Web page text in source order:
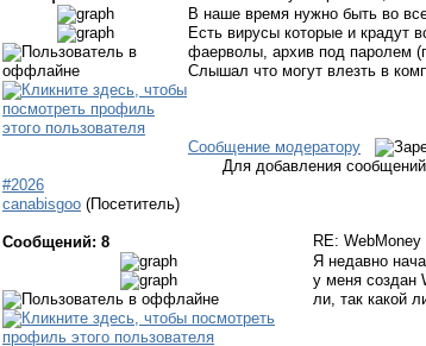
В наше время нужно быть во
Есть вирусы которые и крадут
фаерволы, архив под паролем
Слышал что могут влезть в
Сообщение модератору
Для добавления
#2026
canabisgoo (Посетитель)
Сообщений: 8 RE:
Я недавно
у меня создан
ли, так какой